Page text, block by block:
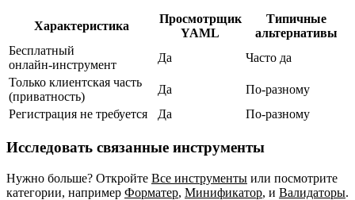
Характеристика
Просмотрщик
YAML
Типичные
альтернативы
Бесплатный
онлайн‑инструмент
Да
Часто да
Только клиентская часть
(приватность)
Да
По‑разному
Регистрация не требуется
Да По‑разному
Исследовать связанные инструменты
Нужно больше? Откройте Все инструменты или посмотрите
категории, например Форматер, Минификатор, и Валидаторы.